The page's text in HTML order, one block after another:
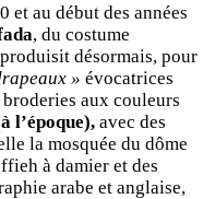
et au début des années
, du costume
désormais, pour
» évocatrices
aux couleurs
l’époque), avec des
la mosquée du dôme
à damier et des
arabe et anglaise,